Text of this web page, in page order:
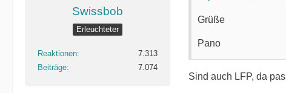
Swissbob
Erleuchteter
Reaktionen
7.313
Beiträge
7.074
Grüße
Pano
Sind auch LFP, da